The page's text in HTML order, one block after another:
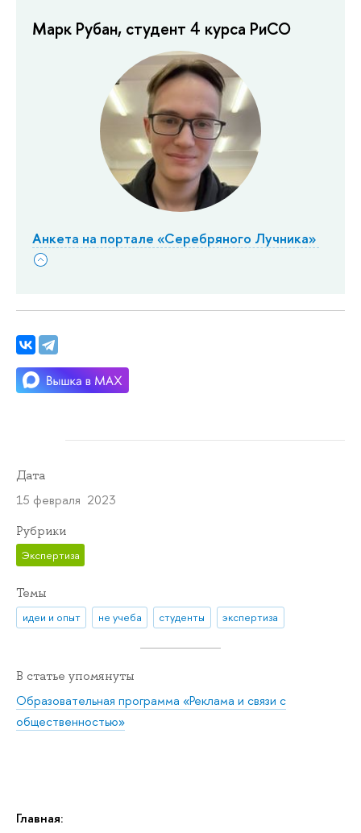
Главная:
Марк Рубан, студент 4 курса РиСО
Анкета на портале «Серебряного Лучника»
Дата
15 февраля 2023
Рубрики
Экспертиза
Темы
идеи и опыт не учеба студенты экспертиза
В статье упомянуты
Образовательная программа «Реклама и связи с
общественностью»